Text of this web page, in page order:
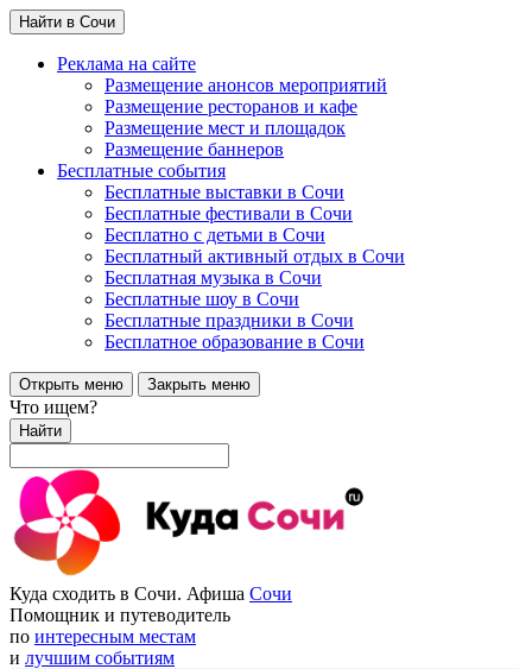
Найти в Сочи
Реклама на сайте
Размещение анонсов мероприятий
Размещение ресторанов и кафе
Размещение мест и площадок
Размещение баннеров
Бесплатные события
Бесплатные выставки в Сочи
Бесплатные фестивали в Сочи
Бесплатно с детьми в Сочи
Бесплатный активный отдых в Сочи
Бесплатная музыка в Сочи
Бесплатные шоу в Сочи
Бесплатные праздники в Сочи
Бесплатное образование в Сочи
Открыть меню Закрыть меню
Что ищем?
Найти
Куда сходить в Сочи. Афиша Сочи
Помощник и путеводитель
по интересным местам
и лучшим событиям